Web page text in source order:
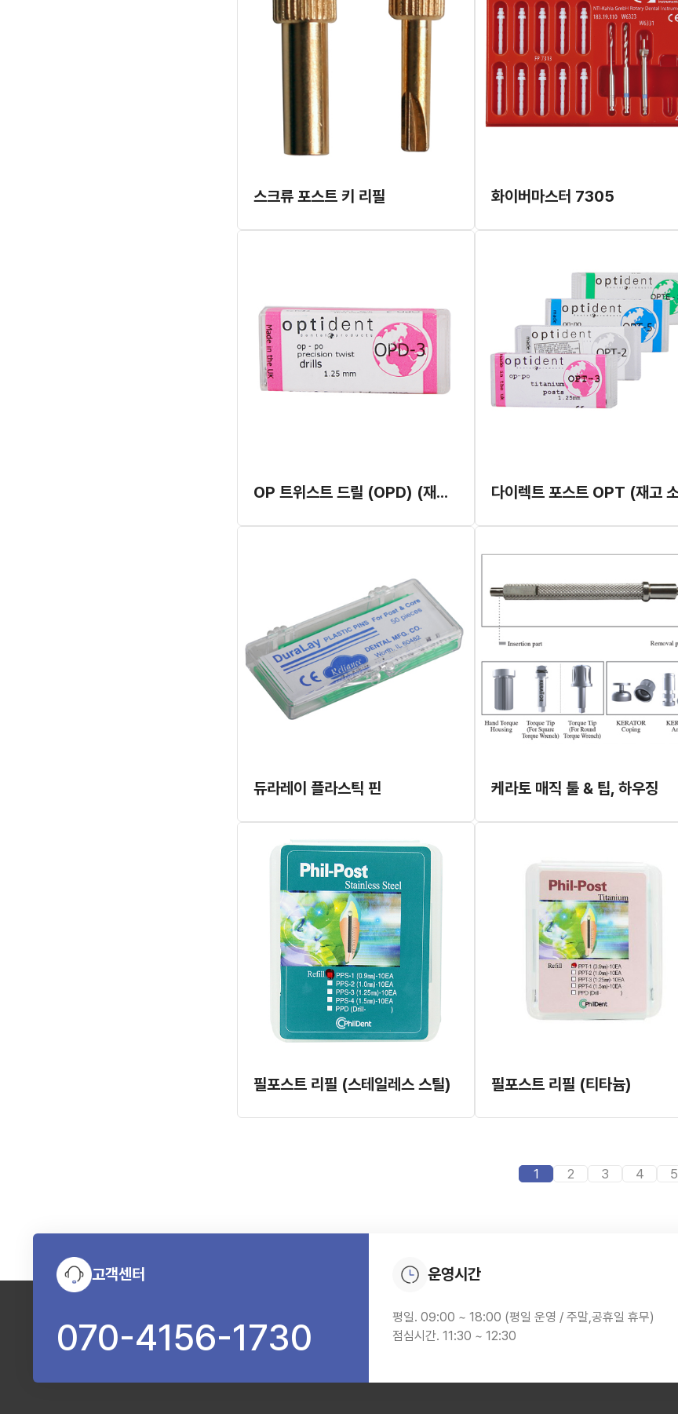
스크류 포스트 키 리필 화이버마스터 7305
OP 트위스트 드릴 (OPD) (재고 소진 후 단종)
듀라레이 플라스틱 핀 케라토 매직 툴 & 팁, 하우징
필포스트 리필 (스테일레스 스틸) 필포스트 리필 (티타늄)
1 2 3 4 5
고객센터
070-4156-1730
운영시간
평일. 09:00 ~ 18:00 (평일 운영 / 주말,공휴일 휴무)
점심시간. 11:30 ~ 12:30